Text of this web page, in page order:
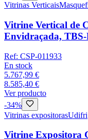
Vitrinas Verticais
Vitrine Vertical de
Envidraçada, TBS-
Ref: CSP-011933
En stock
5.767,99 €
8.585,40 €
Ver producto
-34%
Vitrinas expositorasUdifri
Vitrine Expositora